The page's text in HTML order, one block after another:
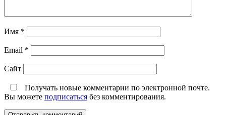
Имя *
Email *
Сайт
Получать новые комментарии по электронной почте.
Вы можете подписаться без комментирования.